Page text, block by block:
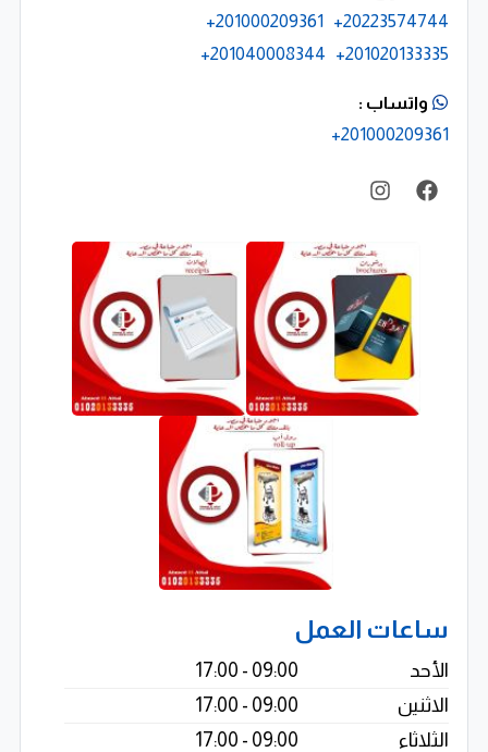
تشمل خدماتنا المتخصصة:
اليفط الحروف البلاستيكية والأكريليك
طباعة وتطبيق الفينيل على الواجهات الزجاجية والسيارات
الاستيكرات بجميع المقاسات والأنواع
طباعة الحملات الانتخابية للمرشحين والأحزاب
دروع التكريم والختم والتجهيزات الخاصة
نضم قسمًا متخصصًا في:
الدروع الكريستالية والخشبية
دروع التكريم والميداليات
الأختام بأنواعها (الأوتوماتيكية – أختام المعاشات)
20223574744+
201000209361+
201020133335+
201040008344+
واتساب :
201000209361+
ساعات العمل
الأحد
09:00 - 17:00
الاثنين
09:00 - 17:00
الثلاثاء
09:00 - 17:00